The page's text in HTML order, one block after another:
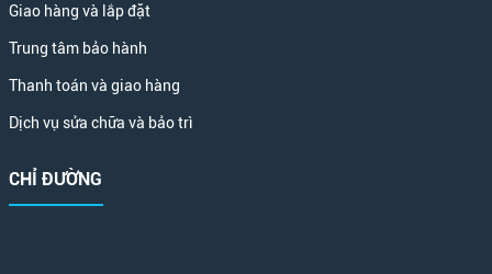
Giao hàng và lắp đặt
Trung tâm bảo hành
Thanh toán và giao hàng
Dịch vụ sửa chữa và bảo trì
CHỈ ĐƯỜNG